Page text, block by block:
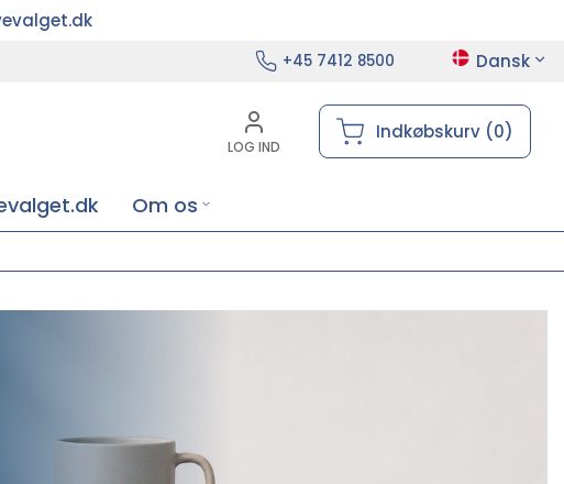
+45 7412 8500 Dansk
LOG IND
Indkøbskurv (0)
Om os